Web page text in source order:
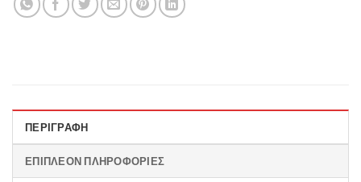
ΠΕΡΙΓΡΑΦΉ
ΕΠΙΠΛΈΟΝ ΠΛΗΡΟΦΟΡΊΕΣ